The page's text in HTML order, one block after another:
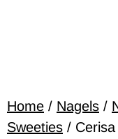
Home / Nagels /
Sweeties /